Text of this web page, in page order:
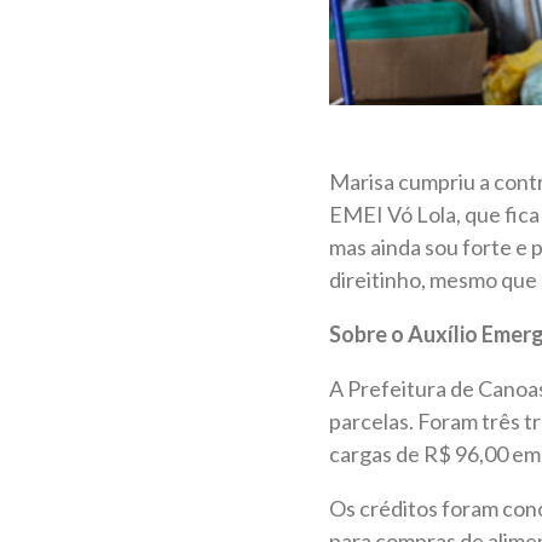
Marisa cumpriu a
EMEI Vó Lola, que
mas ainda sou forte e
direitinho, mesmo que
Sobre o Auxílio
A Prefeitura de
parcelas. Foram três
cargas de R$ 96,00
Os créditos foram